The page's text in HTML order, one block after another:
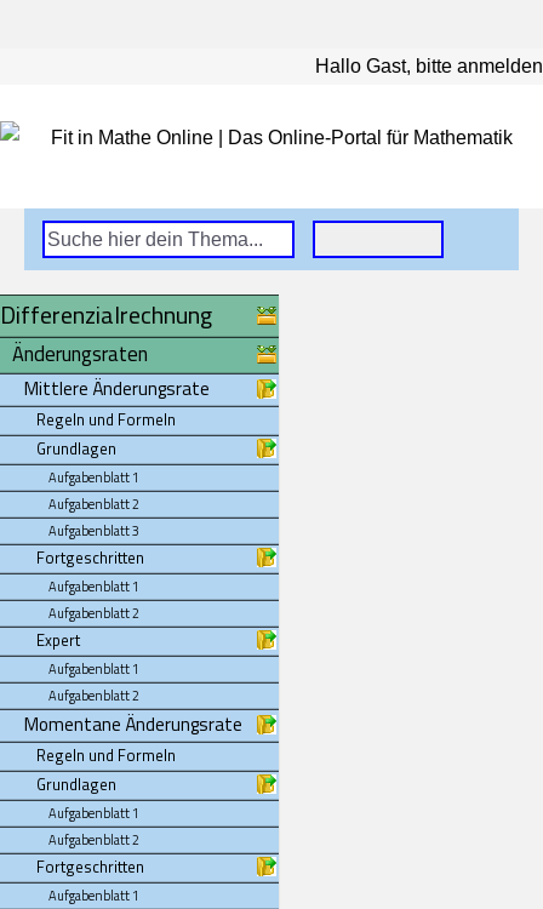
Hallo Gast, bitte anmelden
Differenzialrechnung
Änderungsraten
Mittlere Änderungsrate
Regeln und Formeln
Grundlagen
Aufgabenblatt 1
Aufgabenblatt 2
Aufgabenblatt 3
Fortgeschritten
Aufgabenblatt 1
Aufgabenblatt 2
Expert
Aufgabenblatt 1
Aufgabenblatt 2
Momentane Änderungsrate
Regeln und Formeln
Grundlagen
Aufgabenblatt 1
Aufgabenblatt 2
Fortgeschritten
Aufgabenblatt 1